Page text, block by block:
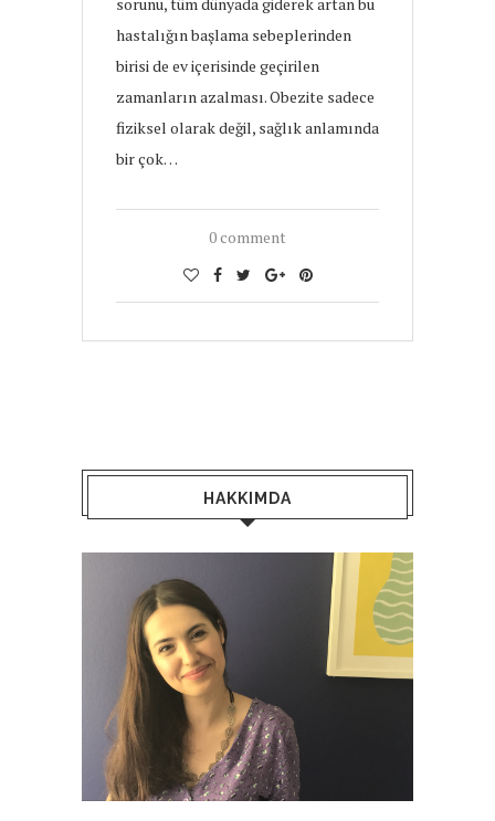
hastalığın başlama sebeplerinden
birisi de ev içerisinde geçirilen
zamanların azalması. Obezite sadece
fiziksel olarak değil, sağlık anlamında
bir çok…
0 comment
HAKKIMDA